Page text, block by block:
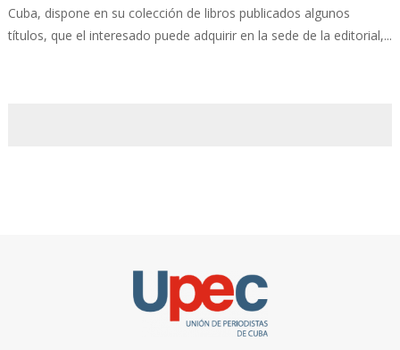
Cuba, dispone en su colección de libros publicados algunos
títulos, que el interesado puede adquirir en la sede de la editorial,...